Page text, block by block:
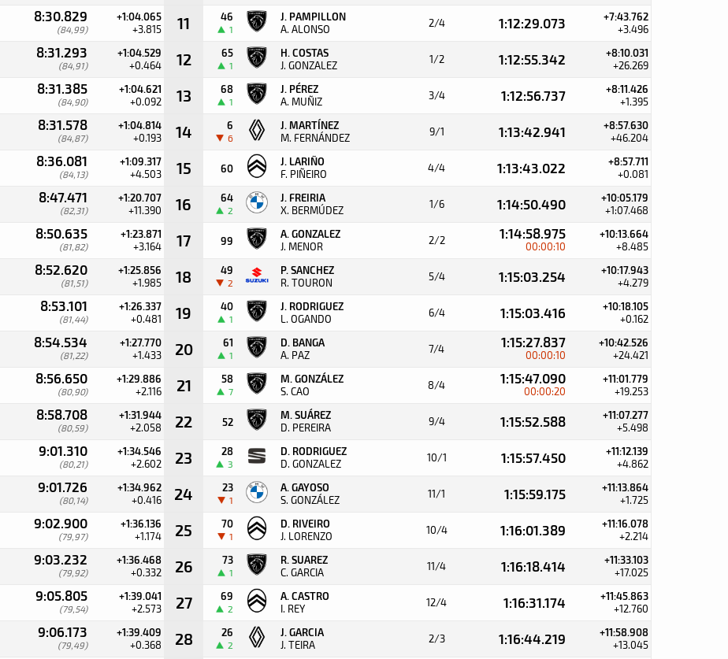
8:30.829
(84,99)
+1:04.065
+3.815 11 46
1
J. PAMPILLON
A. ALONSO 2/4 1:12:29.073 +7:43.762
+3.496
8:31.293
(84,91)
+1:04.529
+0.464 12 65
1
H. COSTAS
J. GONZALEZ 1/2 1:12:55.342 +8:10.031
+26.269
8:31.385
(84,90)
+1:04.621
+0.092 13 68
1
J. PÉREZ
A. MUÑIZ 3/4 1:12:56.737 +8:11.426
+1.395
8:31.578
(84,87)
+1:04.814
+0.193 14 6
6
J. MARTÍNEZ
M. FERNÁNDEZ 9/1 1:13:42.941 +8:57.630
+46.204
8:36.081
(84,13)
+1:09.317
+4.503 15 60
J. LARIÑO
F. PIÑEIRO 4/4 1:13:43.022 +8:57.711
+0.081
8:47.471
(82,31)
+1:20.707
+11.390 16 64
2
J. FREIRIA
X. BERMÚDEZ 1/6 1:14:50.490 +10:05.179
+1:07.468
8:50.635
(81,82)
+1:23.871
+3.164 17 99
A. GONZALEZ
J. MENOR 2/2 1:14:58.975
00:00:10
+10:13.664
+8.485
8:52.620
(81,51)
+1:25.856
+1.985 18 49
2
P. SANCHEZ
R. TOURON 5/4 1:15:03.254 +10:17.943
+4.279
8:53.101
(81,44)
+1:26.337
+0.481 19 40
1
J. RODRIGUEZ
L. OGANDO 6/4 1:15:03.416 +10:18.105
+0.162
8:54.534
(81,22)
+1:27.770
+1.433 20 61
1
D. BANGA
A. PAZ 7/4 1:15:27.837
00:00:10
+10:42.526
+24.421
8:56.650
(80,90)
+1:29.886
+2.116 21 58
7
M. GONZÁLEZ
S. CAO 8/4 1:15:47.090
00:00:20
+11:01.779
+19.253
8:58.708
(80,59)
+1:31.944
+2.058 22 52
M. SUÁREZ
D. PEREIRA 9/4 1:15:52.588 +11:07.277
+5.498
9:01.310
(80,21)
+1:34.546
+2.602 23 28
3
D. RODRIGUEZ
D. GONZALEZ 10/1 1:15:57.450 +11:12.139
+4.862
9:01.726
(80,14)
+1:34.962
+0.416 24 23
1
A. GAYOSO
S. GONZÁLEZ 11/1 1:15:59.175 +11:13.864
+1.725
9:02.900
(79,97)
+1:36.136
+1.174 25 70
1
D. RIVEIRO
J. LORENZO 10/4 1:16:01.389 +11:16.078
+2.214
9:03.232
(79,92)
+1:36.468
+0.332 26 73
1
R. SUAREZ
C. GARCIA 11/4 1:16:18.414 +11:33.103
+17.025
9:05.805
(79,54)
+1:39.041
+2.573 27 69
2
A. CASTRO
I. REY 12/4 1:16:31.174 +11:45.863
+12.760
9:06.173
(79,49)
+1:39.409
+0.368 28 26
2
J. GARCIA
J. TEIRA 2/3 1:16:44.219 +11:58.908
+13.045